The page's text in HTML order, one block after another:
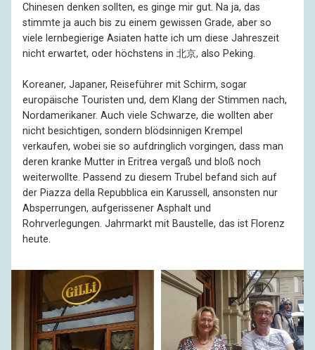
Chinesen denken sollten, es ginge mir gut. Na ja, das
stimmte ja auch bis zu einem gewissen Grade, aber so
viele lernbegierige Asiaten hatte ich um diese Jahreszeit
nicht erwartet, oder höchstens in 北京, also Peking.
Koreaner, Japaner, Reiseführer mit Schirm, sogar
europäische Touristen und, dem Klang der Stimmen nach,
Nordamerikaner. Auch viele Schwarze, die wollten aber
nicht besichtigen, sondern blödsinnigen Krempel
verkaufen, wobei sie so aufdringlich vorgingen, dass man
deren kranke Mutter in Eritrea vergaß und bloß noch
weiterwollte. Passend zu diesem Trubel befand sich auf
der Piazza della Repubblica ein Karussell, ansonsten nur
Absperrungen, aufgerissener Asphalt und
Rohrverlegungen. Jahrmarkt mit Baustelle, das ist Florenz
heute.